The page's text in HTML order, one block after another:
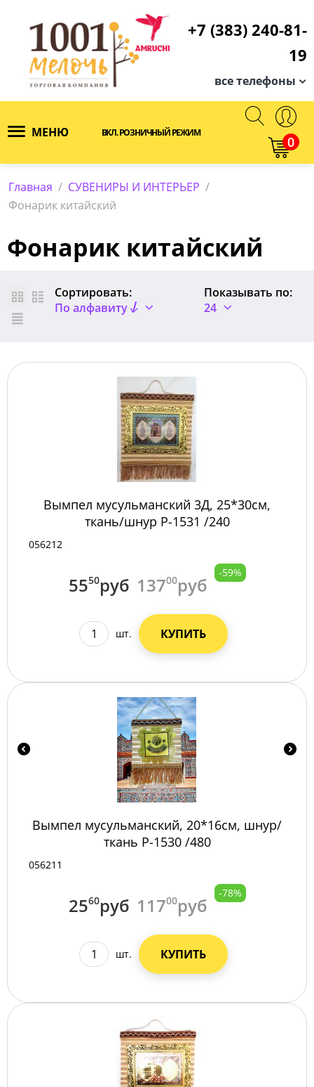
+7 (383) 240-81-
19
все телефоны
МЕНЮ ВКЛ. РОЗНИЧНЫЙ РЕЖИМ
0
Главная / СУВЕНИРЫ И ИНТЕРЬЕР /
Фонарик китайский
Фонарик китайский
Сортировать:
По алфавиту
Показывать по:
24
Вымпел мусульманский 3Д, 25*30см,
ткань/шнур P-1531 /240
056212
5550руб 13700руб
-59%
шт. КУПИТЬ
Вымпел мусульманский, 20*16см, шнур/
ткань P-1530 /480
056211
2560руб 11700руб
-78%
шт. КУПИТЬ